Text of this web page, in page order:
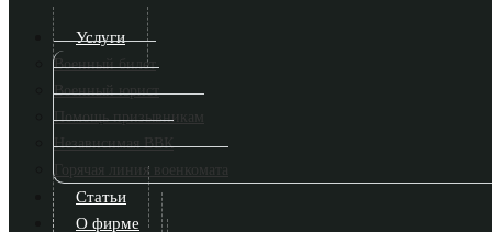
Услуги
Военный билет
Военный юрист
Помощь призывникам
Независимая ВВК
Горячая линия военкомата
Статьи
О фирме